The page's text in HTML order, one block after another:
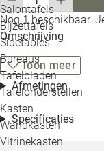
Salontafels
Bijzettafels
Sidetables
Bureaus
Tafelbladen
Tafelonderstellen
Kasten
Wandkasten
Vitrinekasten
Nog 1 beschikbaar.
Omschrijving
Toon meer
Afmetingen
Specificaties